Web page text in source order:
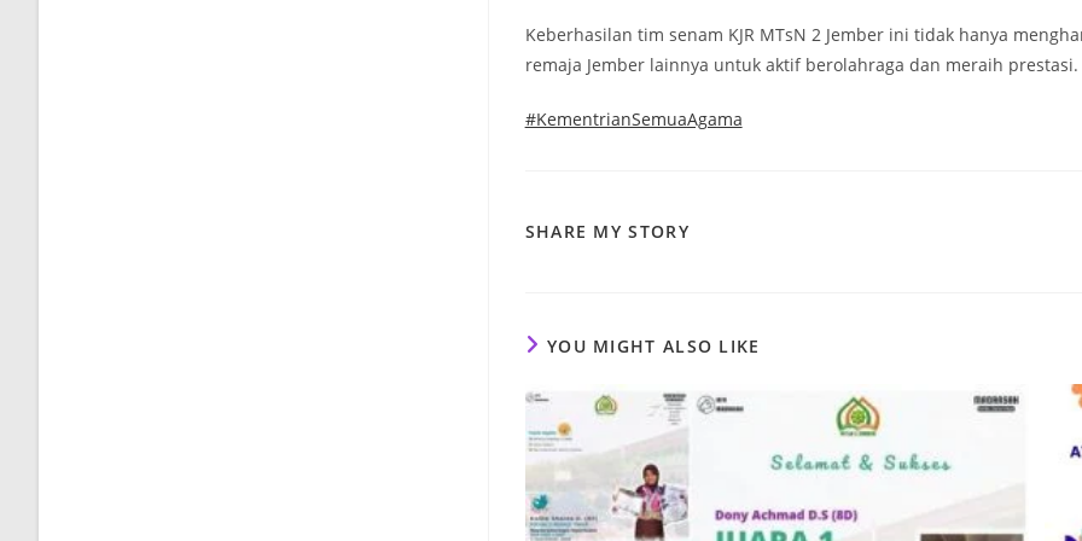
Keberhasilan tim senam KJR MTsN 2 Jember ini tidak hanya
remaja Jember lainnya untuk aktif berolahraga dan meraih prestasi.
#KementrianSemuaAgama
SHARE MY STORYSHARE
YOU MIGHT ALSO LIKE